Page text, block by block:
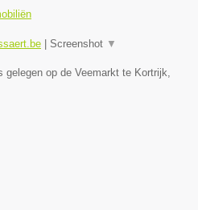
Screenshot ▼
gelegen op de Veemarkt te Kortrijk,